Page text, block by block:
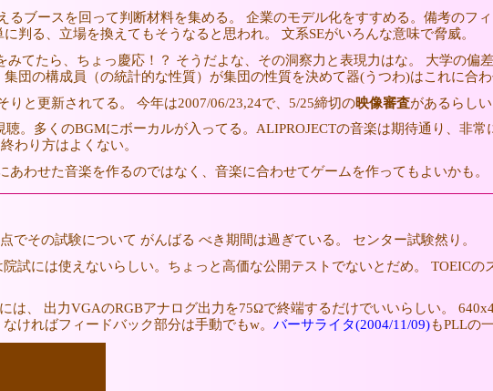
るブースを回って判断材料を集める。 企業のモデル化をすすめる。備考のフ
判る、立場を換えてもそうなると思われ。 文系SEがいろんな意味で脅威。
みてたら、ちょっ慶応！？ そうだよな、その洞察力と表現力はな。 大学の偏
団の構成員（の統計的な性質）が集団の性質を決めて器(うつわ)はこれに合わ
りと更新されてる。 今年は2007/06/23,24で、5/25締切の映像審査があるらし
。多くのBGMにボーカルが入ってる。ALIPROJECTの音楽は期待通り、非常
わり方はよくない。
わせた音楽を作るのではなく、音楽に合わせてゲームを作ってもよいかも。
でその試験について がんばる べき期間は過ぎている。 センター試験然り。
試には使えないらしい。ちょっと高価な公開テストでないとだめ。 TOEIC
は、 出力VGAのRGBアナログ出力を75Ωで終端するだけでいいらしい。
ければフィードバック部分は手動でもw。 バーサライタ(2004/11/09)もPLLの